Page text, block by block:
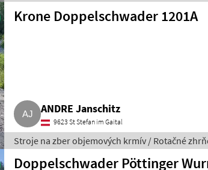
Krone Doppelschwader 1201A
ANDRE Janschitz
9623 St Stefan im Gaital
Stroje na zber objemových krmív / Rotačné
Doppelschwader Pöttinger